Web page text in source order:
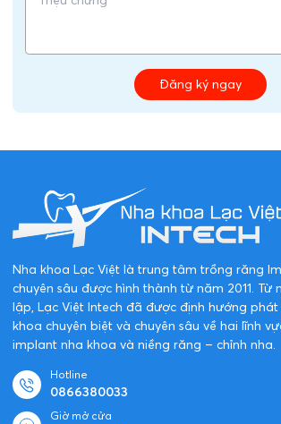
Đăng ký ngay
Nha khoa Lạc Việt là trung tâm trồng răng
chuyên sâu được hình thành từ năm 2011. Từ
lập, Lạc Việt Intech đã được định hướng
khoa chuyên biệt và chuyên sâu về hai lĩnh
implant nha khoa và niềng răng – chỉnh nha.
Hotline
0866380033
Giờ mở cửa